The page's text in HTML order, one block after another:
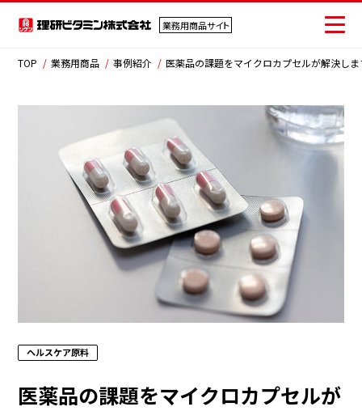
業務用商品サイト
業務用商品サイト
家庭用商品
お問い合わせ
ソリューション
商品情報
事例紹介
よくあるご質問
TOP 業務用商品 事例紹介 医薬品の課題をマイクロカプセルが解決し
ヘルスケア原料
医薬品の課題をマイクロカプセルが